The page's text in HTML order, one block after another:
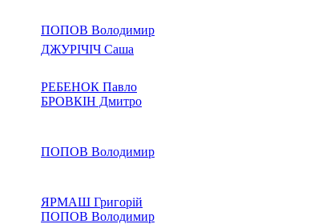
ПОПОВ Володимир
ДЖУРІЧІЧ Саша
РЕБЕНОК Павло
БРОВКІН Дмитро
ПОПОВ Володимир
ЯРМАШ Григорій
ПОПОВ Володимир